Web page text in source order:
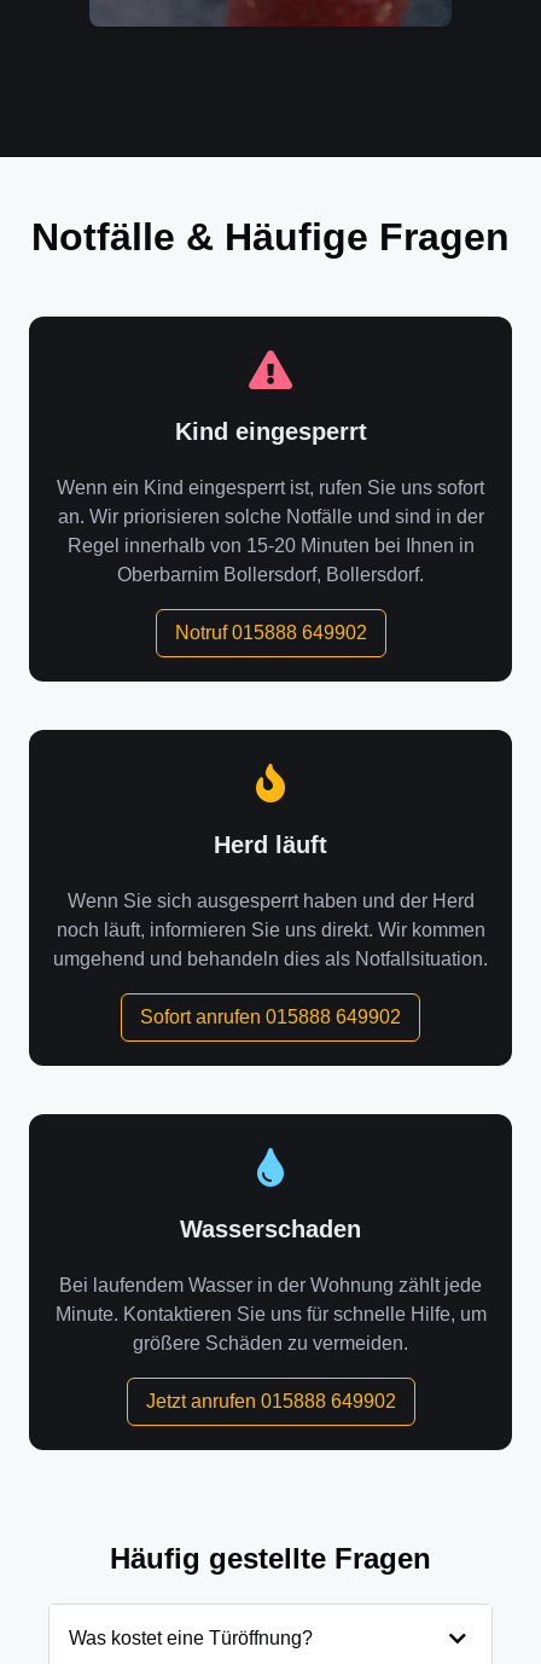
Notfälle & Häufige Fragen
Kind eingesperrt
Wenn ein Kind eingesperrt ist, rufen Sie uns sofort
an. Wir priorisieren solche Notfälle und sind in der
Regel innerhalb von 15-20 Minuten bei Ihnen in
Oberbarnim Bollersdorf, Bollersdorf.
Notruf 015888 649902
Herd läuft
Wenn Sie sich ausgesperrt haben und der Herd
noch läuft, informieren Sie uns direkt. Wir kommen
umgehend und behandeln dies als Notfallsituation.
Sofort anrufen 015888 649902
Wasserschaden
Bei laufendem Wasser in der Wohnung zählt jede
Minute. Kontaktieren Sie uns für schnelle Hilfe, um
größere Schäden zu vermeiden.
Jetzt anrufen 015888 649902
Häufig gestellte Fragen
Was kostet eine Türöffnung?